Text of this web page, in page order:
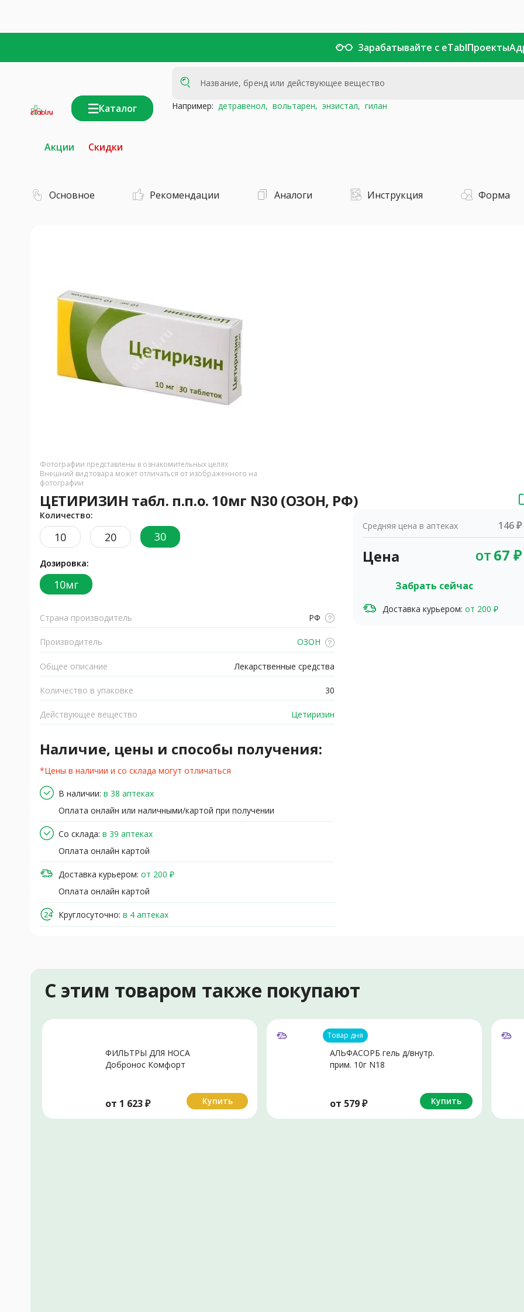
Зарабатывайте с eTablПроекты
Каталог Например: детравенол, вольтарен, энзистал, гилан
Акции Скидки
Основное Рекомендации Аналоги Инструкция Форма
Фотографии представлены в ознакомительных целях
Внешний вид товара может отличаться от изображенного на
фотографии
ЦЕТИРИЗИН табл. п.п.о. 10мг N30 (ОЗОН, РФ)
Количество:
10 20 30
Дозировка:
10мг
Страна производитель РФ
Производитель ОЗОН
Общее описание Лекарственные средства
Количество в упаковке 30
Действующее вещество Цетиризин
Наличие, цены и способы получения:
*Цены в наличии и со склада могут отличаться
В наличии: в 38 аптеках
Оплата онлайн или наличными/картой при получении
Со склада: в 39 аптеках
Оплата онлайн картой
Доставка курьером: от 200 ₽
Оплата онлайн картой
Круглосуточно: в 4 аптеках
Средняя цена в аптеках 146 ₽
Цена от67 ₽
Забрать сейчас
Доставка курьером: от 200 ₽
С этим товаром также покупают
ФИЛЬТРЫ ДЛЯ НОСА
Добронос Комфорт
от 1 623₽ Купить
Товар дня
АЛЬФАСОРБ гель д/внутр.
прим. 10г N18
от 579₽ Купить